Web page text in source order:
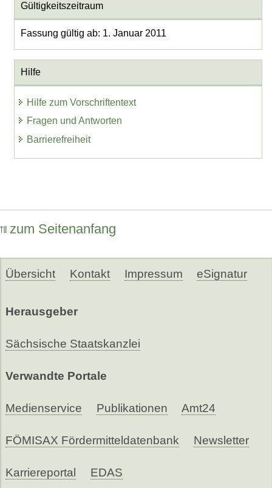
Gültigkeitszeitraum
Fassung gültig ab: 1. Januar 2011
Hilfe
Hilfe zum Vorschriftentext
Fragen und Antworten
Barrierefreiheit
zum Seitenanfang
Übersicht Kontakt Impressum eSignatur
Herausgeber
Sächsische Staatskanzlei
Verwandte Portale
Medienservice Publikationen Amt24
FÖMISAX Fördermitteldatenbank Newsletter
Karriereportal EDAS